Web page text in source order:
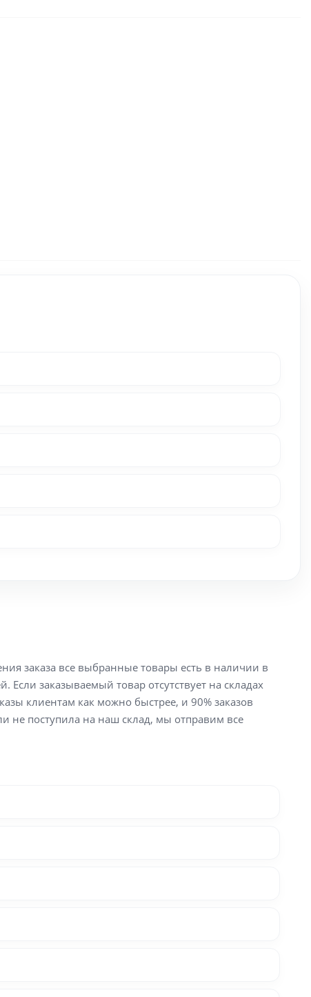
заказа все выбранные товары есть в наличии в
заказываемый товар отсутствует на складах
клиентам как можно быстрее, и 90% заказов
не поступила на наш склад, мы отправим все